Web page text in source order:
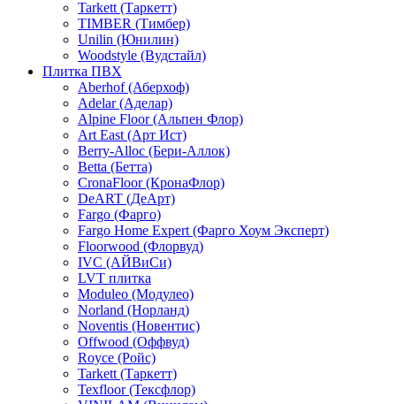
Tarkett (Таркетт)
TIMBER (Тимбер)
Unilin (Юнилин)
Woodstyle (Вудстайл)
Плитка ПВХ
Aberhof (Аберхоф)
Adelar (Аделар)
Alpine Floor (Альпен Флор)
Art East (Арт Ист)
Berry-Alloc (Бери-Аллок)
Betta (Бетта)
CronaFloor (КронаФлор)
DeART (ДеАрт)
Fargo (Фарго)
Fargo Home Expert (Фарго Хоум Эксперт)
Floorwood (Флорвуд)
IVC (АЙВиСи)
LVT плитка
Moduleo (Модулео)
Norland (Норланд)
Noventis (Новентис)
Offwood (Оффвуд)
Royce (Ройс)
Tarkett (Таркетт)
Texfloor (Тексфлор)